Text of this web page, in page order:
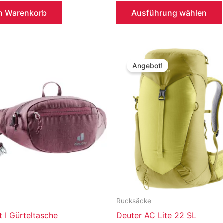
Warenkorb
129,95 €79,99 €.
Ausführung wählen
I Gürteltasche
Angebot!
Rucksäcke
Deuter AC Lite 22 SL